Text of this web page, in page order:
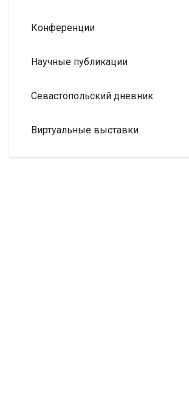
Конференции
Научные публикации
Севастопольский дневник
Виртуальные выставки